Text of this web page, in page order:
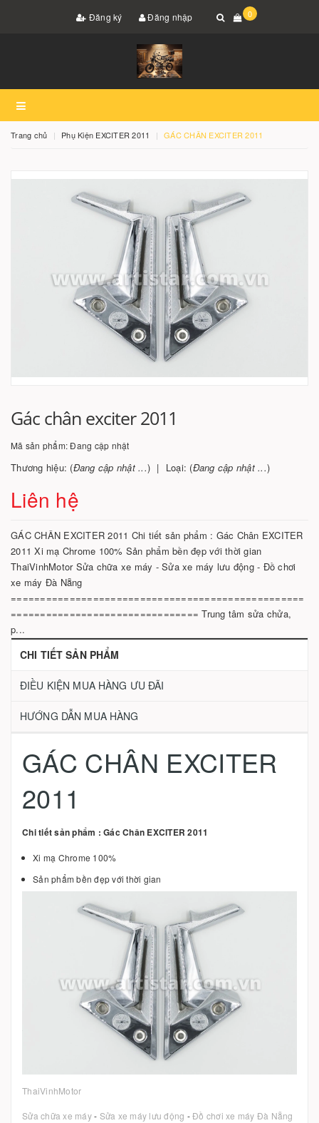
Đăng ký Đăng nhập 0
Trang chủ Phụ Kiện EXCITER 2011 GÁC CHÂN EXCITER 2011
Gác chân exciter 2011
Mã sản phẩm:Đang cập nhật
Thương hiệu: (Đang cập nhật ...) Loại: (Đang cập nhật ...)
Liên hệ
GÁC CHÂN EXCITER 2011 Chi tiết sản phẩm : Gác Chân EXCITER
2011 Xi mạ Chrome 100% Sản phẩm bền đẹp với thời gian
ThaiVinhMotor Sửa chữa xe máy - Sửa xe máy lưu động - Đồ chơi
xe máy Đà Nẵng
==================================================
================================ Trung tâm sửa chửa,
p...
CHI TIẾT SẢN PHẨM
ĐIỀU KIỆN MUA HÀNG ƯU ĐÃI
HƯỚNG DẪN MUA HÀNG
GÁC CHÂN EXCITER
2011
Chi tiết sản phẩm : Gác Chân EXCITER 2011
Xi mạ Chrome 100%
Sản phẩm bền đẹp với thời gian
ThaiVinhMotor
Sửa chữa xe máy- Sửa xe máy lưu động -Đồ chơi xe máy Đà Nẵng